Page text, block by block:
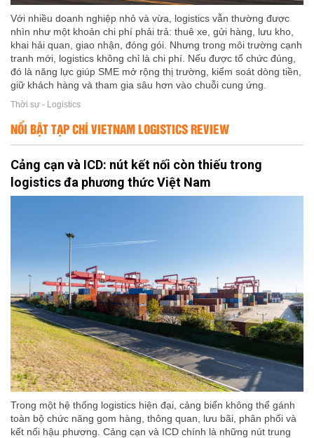
Với nhiều doanh nghiệp nhỏ và vừa, logistics vẫn thường được
nhìn như một khoản chi phí phải trả: thuê xe, gửi hàng, lưu kho,
khai hải quan, giao nhận, đóng gói. Nhưng trong môi trường cạnh
tranh mới, logistics không chỉ là chi phí. Nếu được tổ chức đúng,
đó là năng lực giúp SME mở rộng thị trường, kiểm soát dòng tiền,
giữ khách hàng và tham gia sâu hơn vào chuỗi cung ứng.
Thời sự - Logistics
NỔI BẬT TẠP CHÍ VIETNAM LOGISTICS REVIEW
Cảng cạn và ICD: nút kết nối còn thiếu trong
logistics đa phương thức Việt Nam
Trong một hệ thống logistics hiện đại, cảng biển không thể gánh
toàn bộ chức năng gom hàng, thông quan, lưu bãi, phân phối và
kết nối hậu phương. Cảng cạn và ICD chính là những nút trung